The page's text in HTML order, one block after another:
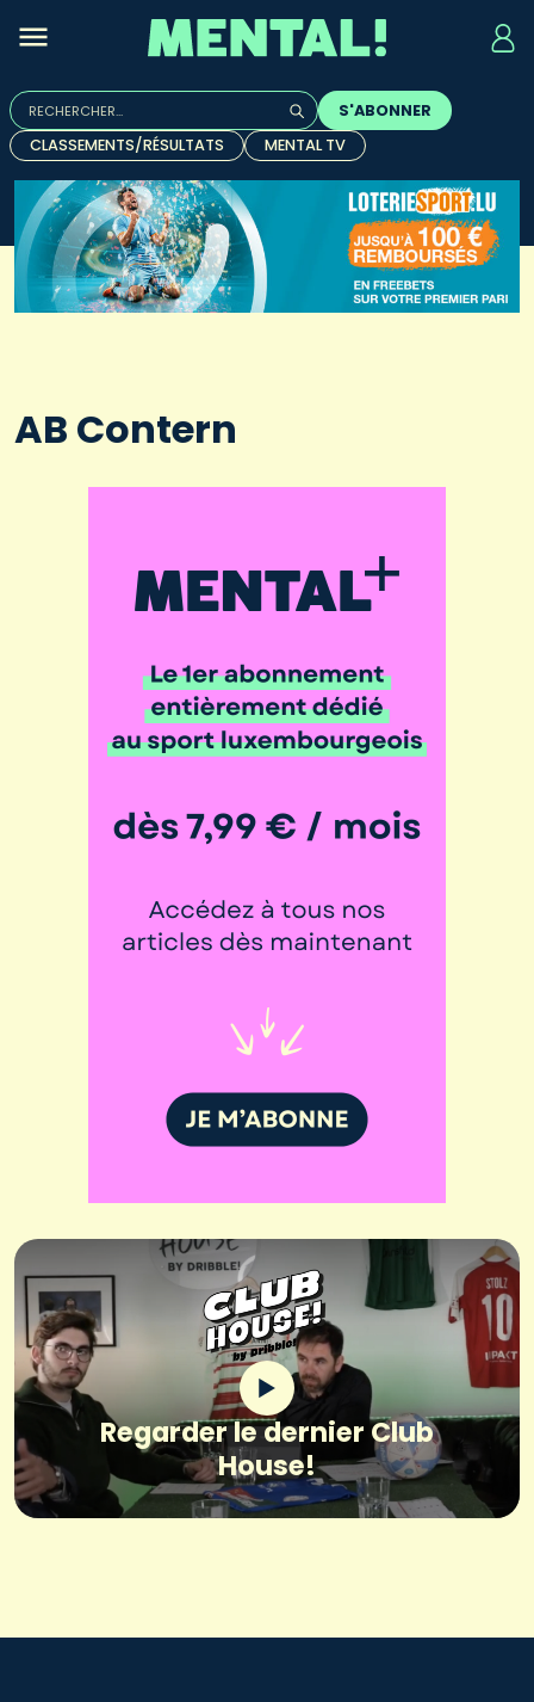
Rechercher :
Quand les résultats de l'auto-complétion sont
S'ABONNER
CLASSEMENTS/RÉSULTATS
MENTAL TV
AB Contern
Regarder le dernier Club
House!